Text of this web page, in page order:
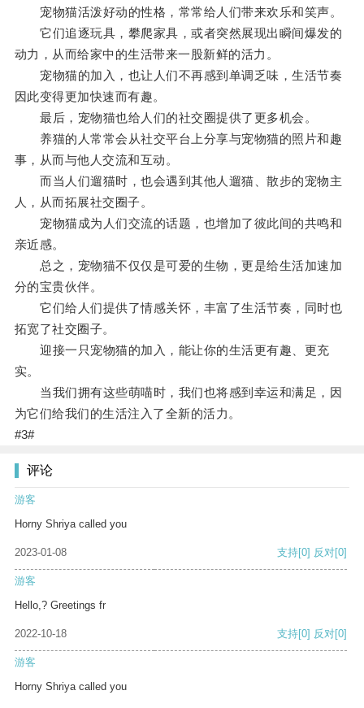
宠物猫活泼好动的性格，常常给人们带来欢乐和笑声。
它们追逐玩具，攀爬家具，或者突然展现出瞬间爆发的
动力，从而给家中的生活带来一股新鲜的活力。
宠物猫的加入，也让人们不再感到单调乏味，生活节奏
因此变得更加快速而有趣。
最后，宠物猫也给人们的社交圈提供了更多机会。
养猫的人常常会从社交平台上分享与宠物猫的照片和趣
事，从而与他人交流和互动。
而当人们遛猫时，也会遇到其他人遛猫、散步的宠物主
人，从而拓展社交圈子。
宠物猫成为人们交流的话题，也增加了彼此间的共鸣和
亲近感。
总之，宠物猫不仅仅是可爱的生物，更是给生活加速加
分的宝贵伙伴。
它们给人们提供了情感关怀，丰富了生活节奏，同时也
拓宽了社交圈子。
迎接一只宠物猫的加入，能让你的生活更有趣、更充
实。
当我们拥有这些萌喵时，我们也将感到幸运和满足，因
为它们给我们的生活注入了全新的活力。
#3#
评论
游客
Horny Shriya called you
2023-01-08 支持[0] 反对[0]
游客
Hello,? Greetings fr
2022-10-18 支持[0] 反对[0]
游客
Horny Shriya called you